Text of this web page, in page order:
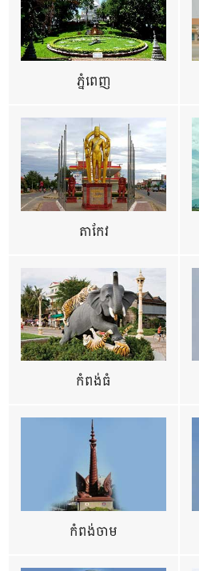
ភ្នំពេញ
តាកែវ
កំពង់ធំ
កំពង់ចាម